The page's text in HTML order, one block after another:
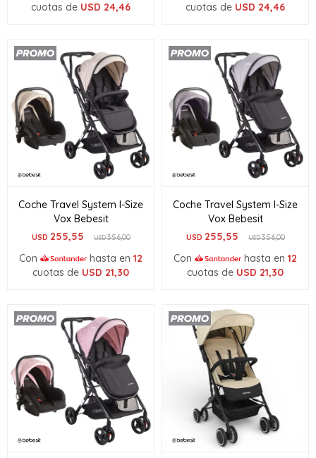
cuotas de USD 24,46
cuotas de USD 24,46
Coche Travel System I-Size
Vox Bebesit
USD 255,55 USD356,00
Con hasta en 12
cuotas de USD 21,30
Coche Travel System I-Size
Vox Bebesit
USD 255,55 USD356,00
Con hasta en 12
cuotas de USD 21,30